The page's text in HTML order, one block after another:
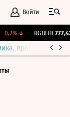
Войти
-0,2%↓ RGBITR 777,42
прогнозы